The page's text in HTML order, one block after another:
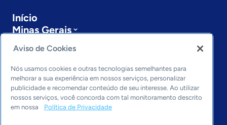
Início
Minas Gerais
Últimas notícias
Entre em contato
Editorias
Economia & Política
Inovação & Tecnologia
Aviso de Cookies
Nós usamos cookies e outras tecnologias semelhantes para
melhorar a sua experiência em nossos serviços, personalizar
publicidade e recomendar conteúdo de seu interesse. Ao utilizar
nossos serviços, você concorda com tal monitoramento descrito
em nossa
Política de Privacidade